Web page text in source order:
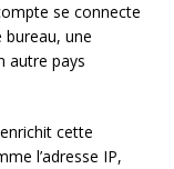
se connecte
bureau, une
autre pays
cette
l’adresse IP,